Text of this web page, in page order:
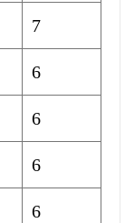
7
6
6
6
6